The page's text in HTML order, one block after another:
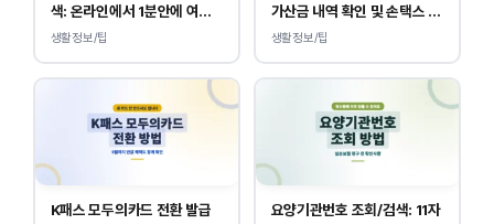
색: 온라인에서 1분안에 여부
확인 하는 방법
생활정보/팁
가산금 내역 확인 및 손택스 이
택스 경로 안내
생활정보/팁
K패스 모두의카드 전환 발급
요양기관번호 조회/검색: 11자